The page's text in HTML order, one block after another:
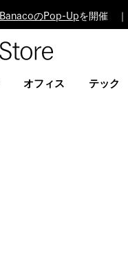
BanacoのPop-Upを開催
Design
オフィス テック